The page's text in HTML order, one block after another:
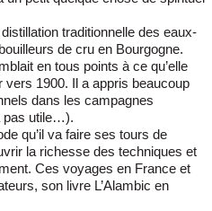
traditionnelle des eaux-
de cru en Bourgogne.
en tous points à ce qu’elle
vers 1900. Il a appris beaucoup
dans les campagnes
pas utile…).
qu’il va faire ses tours de
la richesse des techniques et
Ces voyages en France et
son livre L’Alambic en